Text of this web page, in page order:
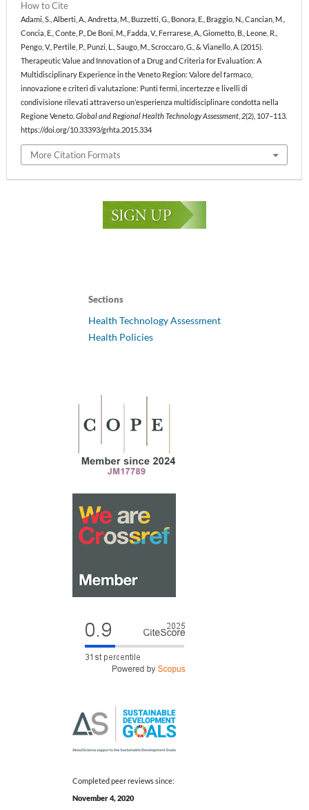
How to Cite
Adami, S., Alberti, A., Andretta, M., Buzzetti, G., Bonora, E., Braggio, N., Cancian, M.,
Concia, E., Conte, P., De Boni, M., Fadda, V., Ferrarese, A., Giometto, B., Leone, R.,
Pengo, V., Pertile, P., Punzi, L., Saugo, M., Scroccaro, G., & Vianello, A. (2015).
Therapeutic Value and Innovation of a Drug and Criteria for Evaluation: A
Multidisciplinary Experience in the Veneto Region: Valore del farmaco,
innovazione e criteri di valutazione: Punti fermi, incertezze e livelli di
condivisione rilevati attraverso un’esperienza multidisciplinare condotta nella
Regione Veneto. Global and Regional Health Technology Assessment 2(2), 107–113.
https://doi.org/10.33393/grhta.2015.334
More Citation Formats
Sections
Health Technology Assessment
Health Policies
Completed peer reviews since:
November 4, 2020